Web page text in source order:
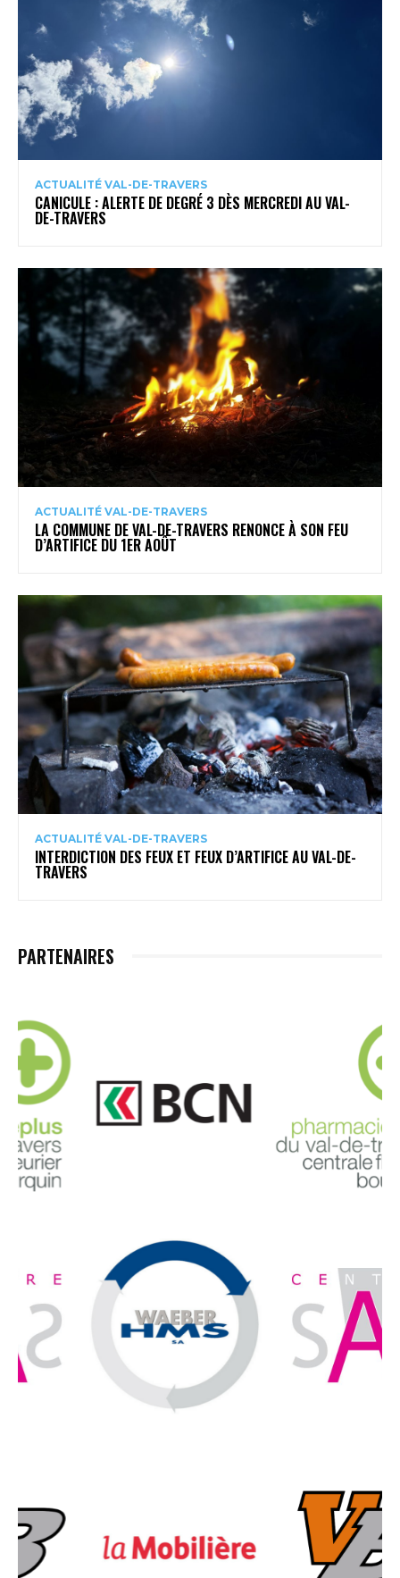
ACTUALITÉ VAL-DE-TRAVERS
CANICULE : ALERTE DE DEGRÉ 3 DÈS MERCREDI AU VAL-
DE-TRAVERS
ACTUALITÉ VAL-DE-TRAVERS
LA COMMUNE DE VAL-DE-TRAVERS RENONCE À SON FEU
D’ARTIFICE DU 1ER AOÛT
ACTUALITÉ VAL-DE-TRAVERS
INTERDICTION DES FEUX ET FEUX D’ARTIFICE AU VAL-DE-
TRAVERS
PARTENAIRES